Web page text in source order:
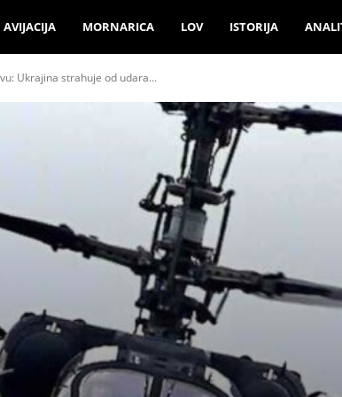
AVIJACIJA MORNARICA LOV ISTORIJA
Ukrajina strahuje od udara...